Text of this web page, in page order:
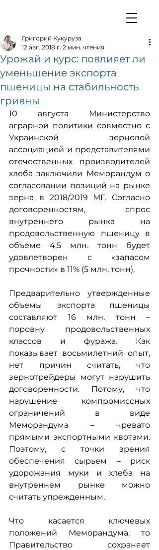
Урожай и курс: повлияет ли
уменьшение экспорта
пшеницы на стабильность
гривны
Григорий Кукуруза
12 авг. 2018 г. 2 мин. чтения
10 августа Министерство
аграрной политики совместно с
Украинской зерновой
ассоциацией и представителями
отечественных производителей
хлеба заключили Меморандум о
согласовании позиций на рынке
зерна в 2018/2019 МГ. Согласно
договоренностям, спрос
внутреннего рынка на
продовольственную пшеницу в
объеме 4,5 млн. тонн будет
удовлетворен с «запасом
прочности» в 11% (5 млн. тонн).
Предварительно утвержденные
объемы экспорта пшеницы
составляют 16 млн. тонн –
поровну продовольственных
классов и фуража. Как
показывает восьмилетний опыт,
нет причин считать, что
зернотрейдеры могут нарушить
договоренности. Потому, что
нарушение компромиссных
ограничений в виде
Меморандума – чревато
прямыми экспортными квотами.
Поэтому, с точки зрения
обеспечения сырьем – риск
удорожания муки и хлеба на
внутреннем рынке можно
считать упрежденным.
Что касается ключевых
положений Меморандума, то
Правительство сохраняет